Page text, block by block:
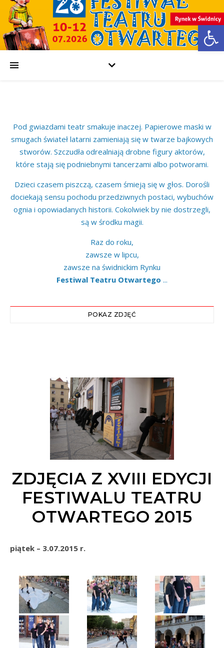
Pod gwiazdami teatr smakuje inaczej. Papierowe maski w
smugach świateł latarni zamieniają się w twarze bajkowych
stworów. Szczudła odrealniają drobne figury aktorów,
które stają się podniebnymi tancerzami albo potworami.
Dzieci czasem piszczą, czasem śmieją się w głos. Dorośli
dociekają sensu pochodu przedziwnych postaci, wybuchów
ognia i opowiadanych historii. Cokolwiek by nie dostrzegli,
są w środku magii.
Raz do roku,
zawsze w lipcu,
zawsze na świdnickim Rynku
Festiwal Teatru Otwartego ...
POKAZ ZDJĘĆ
ZDJĘCIA Z XVIII EDYCJI
FESTIWALU TEATRU
OTWARTEGO 2015
piątek – 3.07.2015 r.